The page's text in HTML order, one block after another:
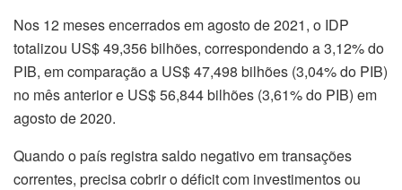
Nos 12 meses encerrados em agosto de 2021, o IDP
totalizou US$ 49,356 bilhões, correspondendo a 3,12% do
PIB, em comparação a US$ 47,498 bilhões (3,04% do PIB)
no mês anterior e US$ 56,844 bilhões (3,61% do PIB) em
agosto de 2020.
Quando o país registra saldo negativo em transações
correntes, precisa cobrir o déficit com investimentos ou